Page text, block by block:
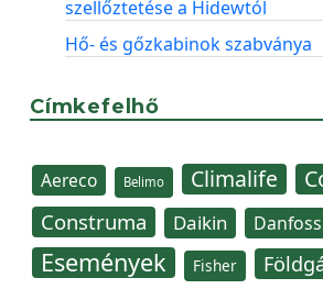
szellőztetése a Hidewtól
Hő- és gőzkabinok szabványa
Címkefelhő
Aereco Belimo Climalife
Construma Daikin Danfoss
Események Fisher